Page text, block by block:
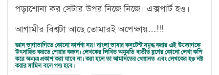
পড়াশোনা কর সেটার উপর নিজে নিজে। এক্সপার্ট হও।
আগামীর বিশ্বটা আছে তোমারই অপেক্ষায়…!!!
জ্ঞান ভাগাভাগিতে কোনো কার্পণ্য নয়! বাংলা ভাষার কনটেন্ট সমৃদ্ধ করার এই উদ্যোগকে
উৎসাহিত করতে শেয়ার করুন। লেখকের লিখিত অনুমতি ব্যতীত ব্লগের কোনো লেখা কপি
করে অন্যত্র প্রকাশ করা যাবে না। করা হলে তা আমানতের খেয়ানত এবং লেখকের হক্ব নষ্ট
করার সামিল বলে গণ্য হবে।